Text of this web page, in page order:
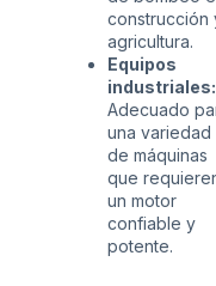
construcción
agricultura.
Equipos
industriales:
Adecuado
una variedad
de máquinas
que
un motor
confiable y
potente.